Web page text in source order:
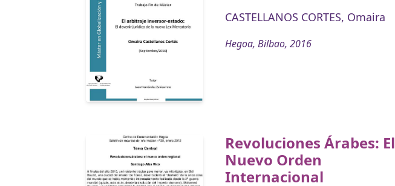
CASTELLANOS CORTES, Omaira
Hegoa, Bilbao, 2016
Revoluciones Árabes: El
Nuevo Orden
Internacional